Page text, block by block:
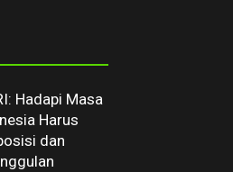
Hadapi Masa
Harus
dan